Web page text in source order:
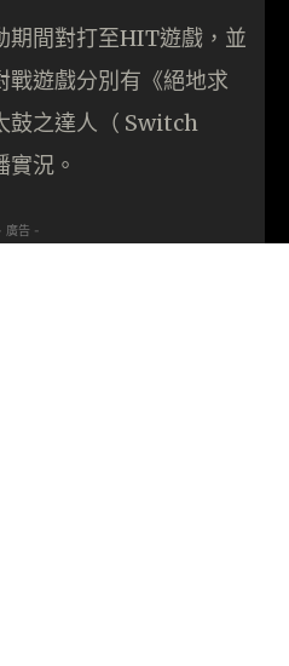
期間對打至HIT遊戲，並
戰遊戲分別有《絕地求
鼓之達人（ Switch
況。
廣告 -